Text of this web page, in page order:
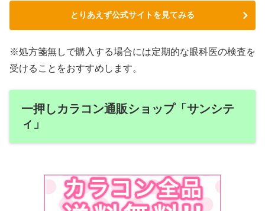
とりあえず公式サイトを見てみる
※処方箋無しで購入する場合には定期的な眼科医の検査を
受けることをおすすめします。
一押しカラコン通販ショップ「サンシテ
ィ」